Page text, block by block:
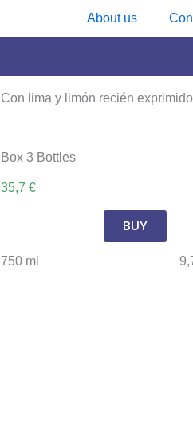
About us
Con lima y limón recién
Box 3 Bottles
35,7 €
BUY
750 ml